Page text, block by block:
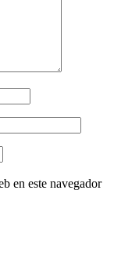
en este navegador